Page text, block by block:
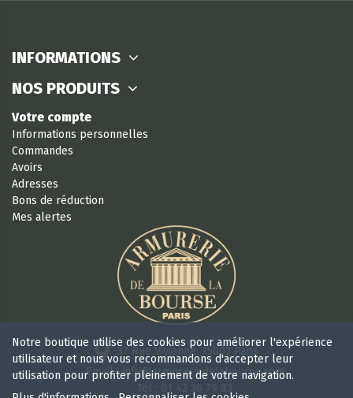
INFORMATIONS
NOS PRODUITS
Votre compte
Informations personnelles
Commandes
Avoirs
Adresses
Bons de réduction
Mes alertes
37 Rue Vivienne, 75002 Paris
Email : info@armureriedelabourse.com
Notre boutique utilise des cookies pour améliorer l'expérience
utilisateur et nous vous recommandons d'accepter leur
utilisation pour profiter pleinement de votre navigation.